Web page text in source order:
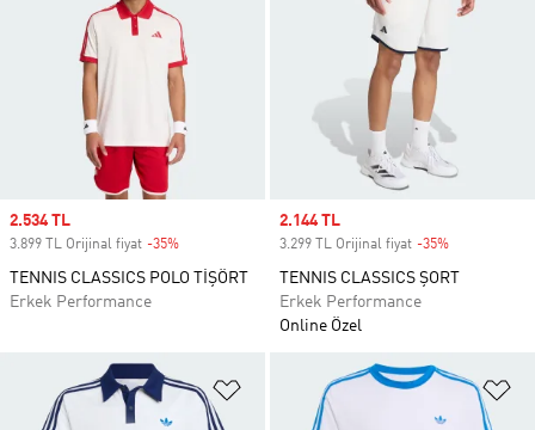
Sale price
2.534 TL
3.899 TL Orijinal fiyat -35%
TENNIS CLASSICS POLO TİŞÖRT
Erkek Performance
Sale price
2.144 TL
3.299 TL Orijinal fiyat -35%
TENNIS CLASSICS ŞORT
Erkek Performance
Online Özel
Favori Listesine Ekle